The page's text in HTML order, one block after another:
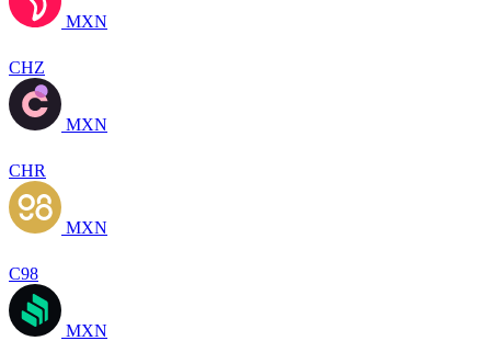
MXN
CHZ
MXN
CHR
MXN
C98
MXN